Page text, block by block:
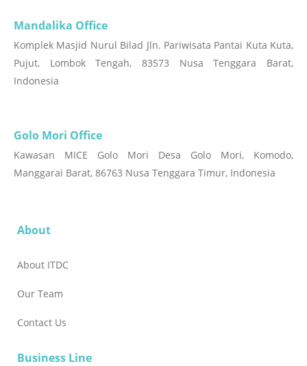
Mandalika Office
Komplek Masjid Nurul Bilad Jln. Pariwisata Pantai Kuta Kuta,
Pujut, Lombok Tengah, 83573 Nusa Tenggara Barat,
Indonesia
Golo Mori Office
Kawasan MICE Golo Mori Desa Golo Mori, Komodo,
Manggarai Barat, 86763 Nusa Tenggara Timur, Indonesia
About
About ITDC
Our Team
Contact Us
Business Line